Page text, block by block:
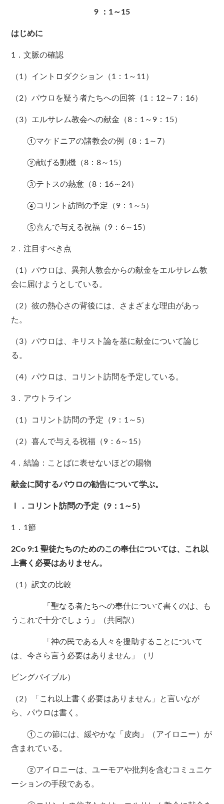
9 ：1～15
はじめに
1．文脈の確認
（1）イントロダクション（1：1～11）
（2）パウロを疑う者たちへの回答（1：12～7：16）
（3）エルサレム教会への献金（8：1～9：15）
①マケドニアの諸教会の例（8：1～7）
②献げる動機（8：8～15）
③テトスの熱意（8：16～24）
④コリント訪問の予定（9：1～5）
⑤喜んで与える祝福（9：6～15）
2．注目すべき点
（1）パウロは、異邦人教会からの献金をエルサレム教
会に届けようとしている。
（2）彼の熱心さの背後には、さまざまな理由があっ
た。
（3）パウロは、キリスト論を基に献金について論じ
る。
（4）パウロは、コリント訪問を予定している。
3．アウトライン
（1）コリント訪問の予定（9：1～5）
（2）喜んで与える祝福（9：6～15）
4．結論：ことばに表せないほどの賜物
献金に関するパウロの勧告について学ぶ。
Ⅰ．コリント訪問の予定（9：1～5）
1．1節
2Co 9:1 聖徒たちのためのこの奉仕については、これ以
上書く必要はありません。
（1）訳文の比較
「聖なる者たちへの奉仕について書くのは、も
うこれで十分でしょう」（共同訳）
「神の民である人々を援助することについて
は、今さら言う必要はありません」（リ
ビングバイブル）
（2）「これ以上書く必要はありません」と言いなが
ら、パウロは書く。
①この節には、緩やかな「皮肉」（アイロニー）が
含まれている。
②アイロニーは、ユーモアや批判を含むコミュニケ
ーションの手段である。